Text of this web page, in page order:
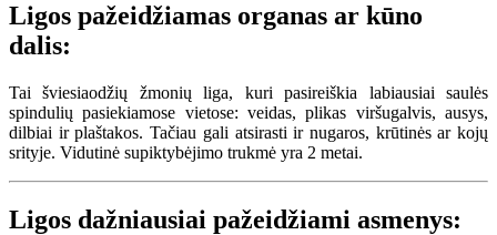
Ligos pažeidžiamas organas ar kūno
dalis:
Tai šviesiaodžių žmonių liga, kuri pasireiškia labiausiai saulės
spindulių pasiekiamose vietose: veidas, plikas viršugalvis, ausys,
dilbiai ir plaštakos. Tačiau gali atsirasti ir nugaros, krūtinės ar kojų
srityje. Vidutinė supiktybėjimo trukmė yra 2 metai.
Ligos dažniausiai pažeidžiami asmenys: